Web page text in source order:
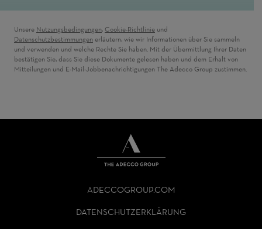
Unsere Nutzungsbedingungen, Cookie-Richtlinie und
Datenschutzbestimmungen erläutern, wie wir Informationen über Sie sammeln
und verwenden und welche Rechte Sie haben. Mit der Übermittlung Ihrer Daten
bestätigen Sie, dass Sie diese Dokumente gelesen haben und dem Erhalt von
Mitteilungen und E-Mail-Jobbenachrichtigungen The Adecco Group zustimmen.
GROUP
HOMEPAGE
ADECCOGROUP.COM
DATENSCHUTZERKLÄRUNG